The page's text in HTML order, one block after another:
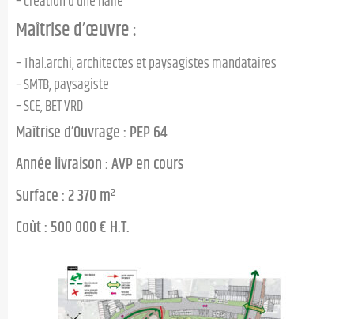
Maîtrise d’œuvre :
– Thal.archi, architectes et paysagistes mandataires
– SMTB, paysagiste
– SCE, BET VRD
Maîtrise d’Ouvrage : PEP 64
Année livraison : AVP en cours
Surface : 2 370 m²
Coût : 500 000 € H.T.